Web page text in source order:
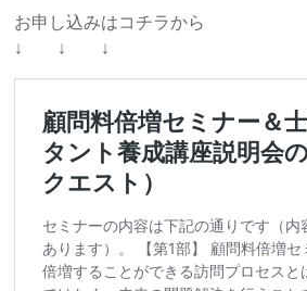
お申し込みはコチラから
↓ ↓ ↓